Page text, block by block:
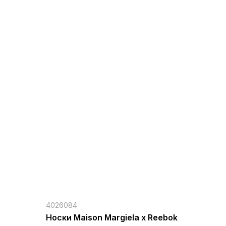
4026084
Носки Maison Margiela x Reebok